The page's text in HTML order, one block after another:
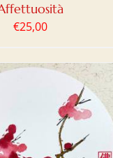
€25,00
AL CARRELLO
/